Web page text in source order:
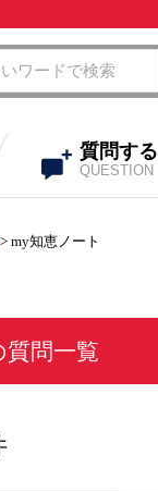
質問する
QUESTION
> my知恵ノート
問一覧